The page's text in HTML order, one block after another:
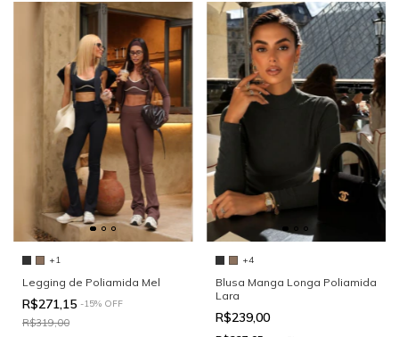
+1
Legging de Poliamida Mel
R$271,15 -15% OFF
R$319,00
+4
Blusa Manga Longa Poliamida
Lara
R$239,00